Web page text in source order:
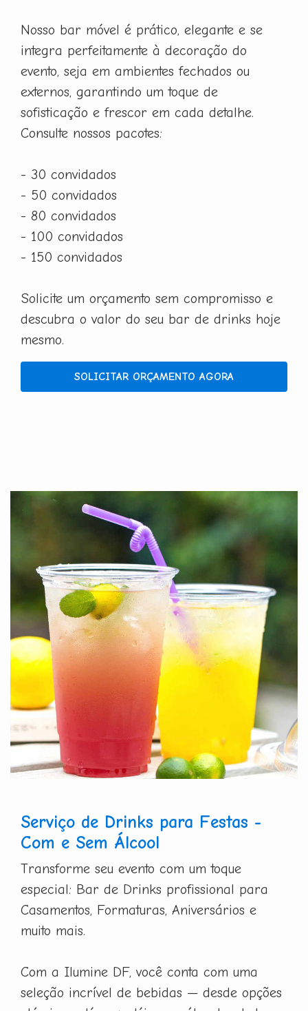
Nosso bar móvel é prático, elegante e se
integra perfeitamente à decoração do
evento, seja em ambientes fechados ou
externos, garantindo um toque de
sofisticação e frescor em cada detalhe.
Consulte nossos pacotes:
- 30 convidados
- 50 convidados
- 80 convidados
- 100 convidados
- 150 convidados
Solicite um orçamento sem compromisso e
descubra o valor do seu bar de drinks hoje
mesmo.
SOLICITAR ORÇAMENTO AGORA
Serviço de Drinks para Festas -
Com e Sem Álcool
Transforme seu evento com um toque
especial: Bar de Drinks profissional para
Casamentos, Formaturas, Aniversários e
muito mais.
Com a Ilumine DF, você conta com uma
seleção incrível de bebidas — desde opções